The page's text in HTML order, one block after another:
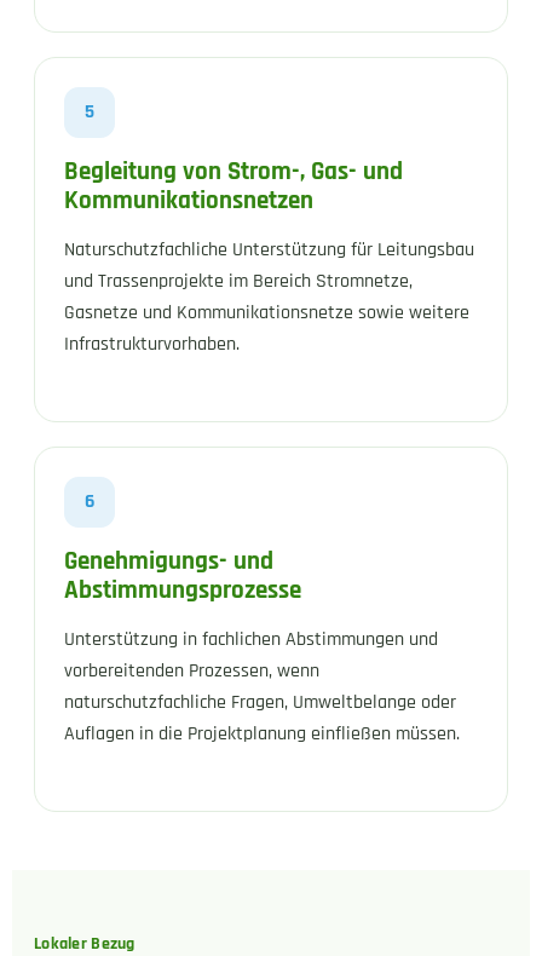
5
Begleitung von Strom-, Gas- und
Kommunikationsnetzen
Naturschutzfachliche Unterstützung für Leitungsbau
und Trassenprojekte im Bereich Stromnetze,
Gasnetze und Kommunikationsnetze sowie weitere
Infrastrukturvorhaben.
6
Genehmigungs- und
Abstimmungsprozesse
Unterstützung in fachlichen Abstimmungen und
vorbereitenden Prozessen, wenn
naturschutzfachliche Fragen, Umweltbelange oder
Auflagen in die Projektplanung einfließen müssen.
Lokaler Bezug